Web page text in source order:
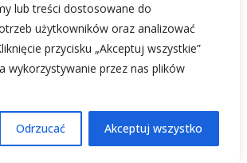
lub treści dostosowane do
użytkowników oraz analizować
przycisku „Akceptuj wszystkie”
wykorzystywanie przez nas plików
Odrzucać Akceptuj wszystko
– Spezia: Wyjściowe jedenastki i analiza
Ranking i Najlepsze Drużyny
vs Olympique Marsylia: Analiza
(10 lutego, 2026)
kluczowe statystyki i analiza sezonu